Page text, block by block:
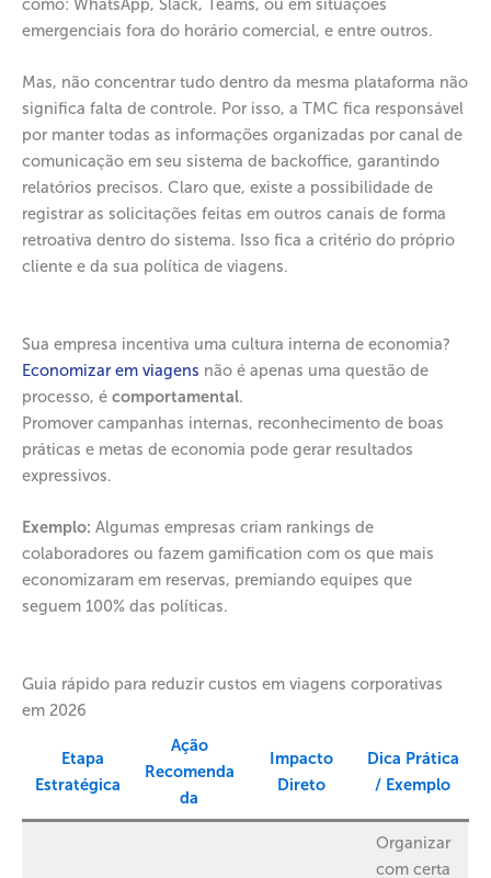
como: WhatsApp, Slack, Teams, ou em situações
emergenciais fora do horário comercial, e entre outros.
Mas, não concentrar tudo dentro da mesma plataforma não
significa falta de controle. Por isso, a TMC fica responsável
por manter todas as informações organizadas por canal de
comunicação em seu sistema de backoffice, garantindo
relatórios precisos. Claro que, existe a possibilidade de
registrar as solicitações feitas em outros canais de forma
retroativa dentro do sistema. Isso fica a critério do próprio
cliente e da sua política de viagens.
Sua empresa incentiva uma cultura interna de economia?
Economizar em viagens não é apenas uma questão de
processo, é comportamental.
Promover campanhas internas, reconhecimento de boas
práticas e metas de economia pode gerar resultados
expressivos.
Exemplo: Algumas empresas criam rankings de
colaboradores ou fazem gamification com os que mais
economizaram em reservas, premiando equipes que
seguem 100% das políticas.
Guia rápido para reduzir custos em viagens corporativas
em 2026
Etapa
Estratégica
Ação
Recomenda
da
Impacto
Direto
Dica Prática
/ Exemplo
Organizar
com certa